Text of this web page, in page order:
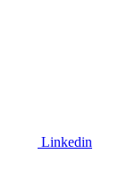
Linkedin